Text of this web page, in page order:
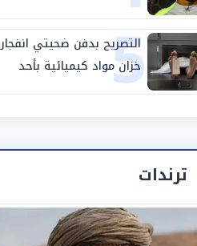
استبعاده المفاجئ من
الزمالك
5
التصريح بدفن ضحيتي انفجار
خزان مواد كيميائية بأحد
مصانع الفيوم
ترندات